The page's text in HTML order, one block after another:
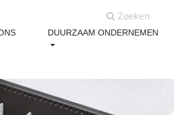
Zoeken
DUURZAAM ONDERNEMEN